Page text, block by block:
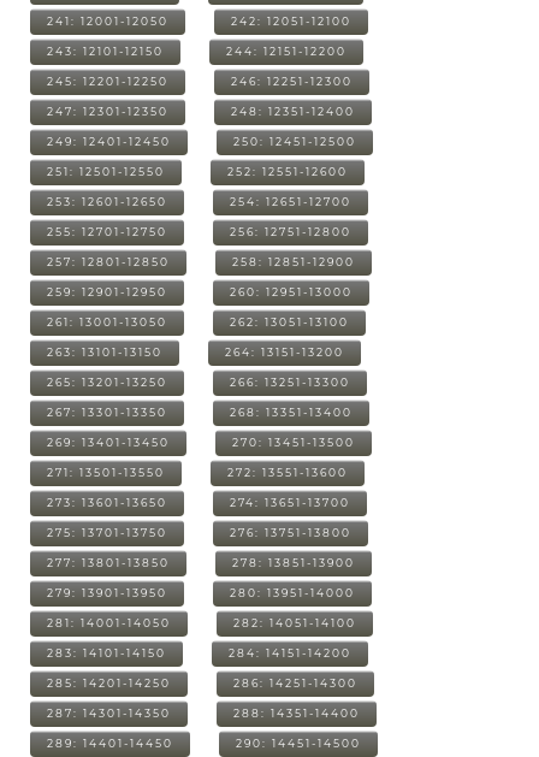
241: 12001-12050 242: 12051-12100
243: 12101-12150 244: 12151-12200
245: 12201-12250 246: 12251-12300
247: 12301-12350 248: 12351-12400
249: 12401-12450 250: 12451-12500
251: 12501-12550 252: 12551-12600
253: 12601-12650 254: 12651-12700
255: 12701-12750 256: 12751-12800
257: 12801-12850 258: 12851-12900
259: 12901-12950 260: 12951-13000
261: 13001-13050 262: 13051-13100
263: 13101-13150 264: 13151-13200
265: 13201-13250 266: 13251-13300
267: 13301-13350 268: 13351-13400
269: 13401-13450 270: 13451-13500
271: 13501-13550 272: 13551-13600
273: 13601-13650 274: 13651-13700
275: 13701-13750 276: 13751-13800
277: 13801-13850 278: 13851-13900
279: 13901-13950 280: 13951-14000
281: 14001-14050 282: 14051-14100
283: 14101-14150 284: 14151-14200
285: 14201-14250 286: 14251-14300
287: 14301-14350 288: 14351-14400
289: 14401-14450 290: 14451-14500